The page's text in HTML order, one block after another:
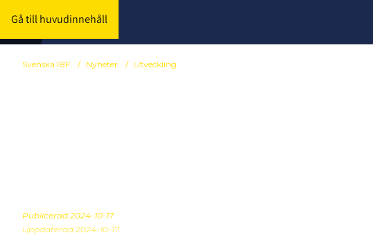
Gå till huvudinnehåll
Svenska IBF / Nyheter / Utveckling
Publicerad 2024-10-17
Uppdaterad 2024-10-17